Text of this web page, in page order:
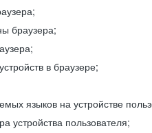
браузера;
в браузере;
языков на устройстве
устройства пользователя;